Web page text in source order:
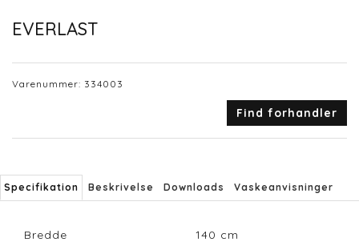
EVERLAST
Varenummer: 334003
Find forhandler
Specifikation Beskrivelse Downloads Vaskeanvisninger
Bredde 140 cm